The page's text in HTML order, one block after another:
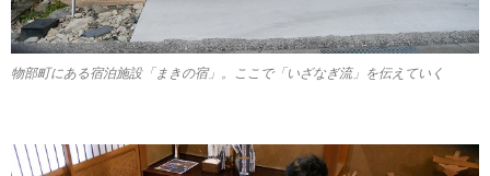
物部町にある宿泊施設「まきの宿」。ここで「いざなぎ流」を伝えていく